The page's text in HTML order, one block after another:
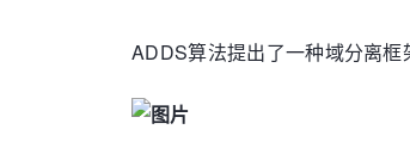
ADDS算法提出了一种域分离框